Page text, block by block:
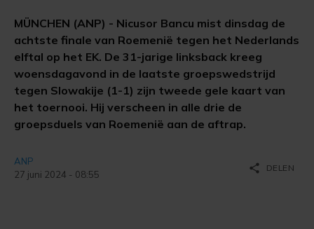
MÜNCHEN (ANP) - Nicusor Bancu mist dinsdag de
achtste finale van Roemenië tegen het Nederlands
elftal op het EK. De 31-jarige linksback kreeg
woensdagavond in de laatste groepswedstrijd
tegen Slowakije (1-1) zijn tweede gele kaart van
het toernooi. Hij verscheen in alle drie de
groepsduels van Roemenië aan de aftrap.
ANP
27 juni 2024 - 08:55
share DELEN